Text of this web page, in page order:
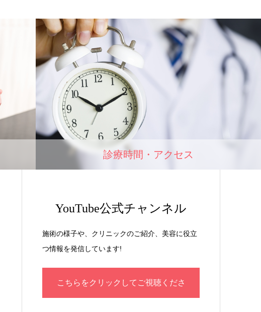
診療時間・アクセス
YouTube公式チャンネル
施術の様子や、クリニックのご紹介、美容に役立
つ情報を発信しています!
こちらをクリックしてご視聴くださ